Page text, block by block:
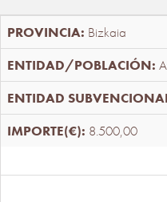
Bizkaia
8.500,00